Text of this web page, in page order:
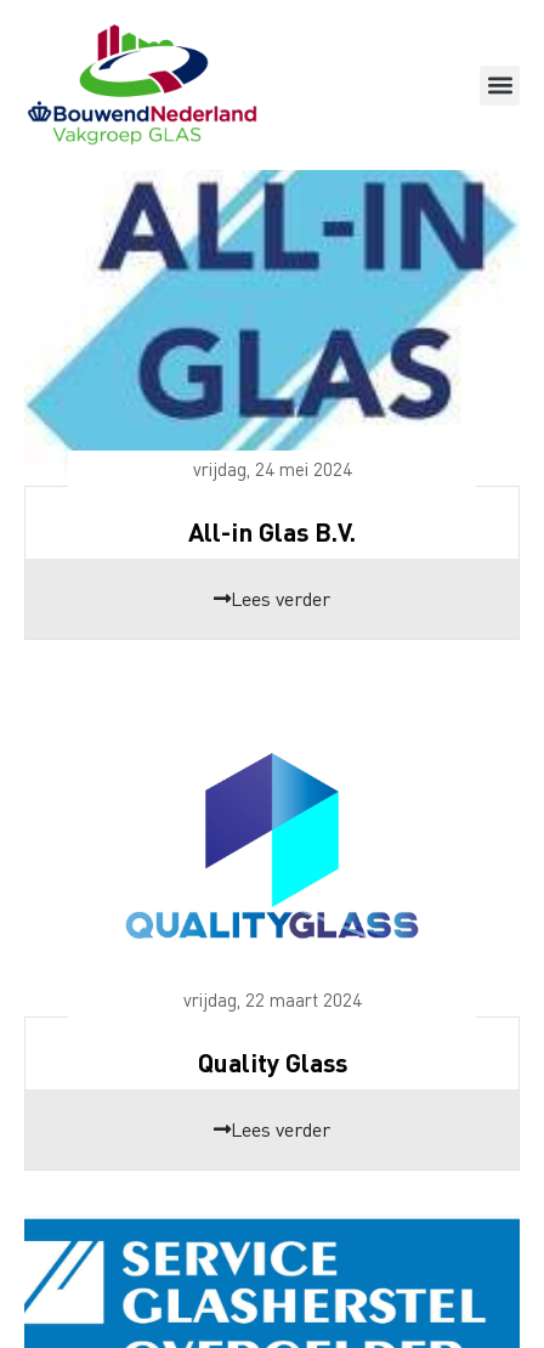
inhoud
vrijdag, 24 mei 2024
All-in Glas B.V.
Lees verder
vrijdag, 22 maart 2024
Quality Glass
Lees verder